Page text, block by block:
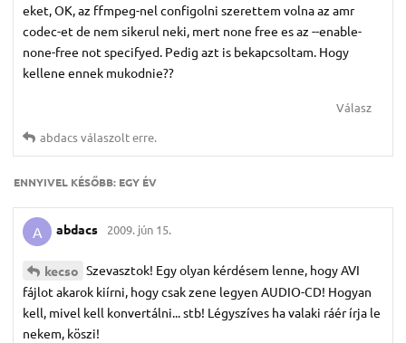
eket, OK, az ffmpeg-nel configolni szerettem volna az amr
codec-et de nem sikerul neki, mert none free es az --enable-
none-free not specifyed. Pedig azt is bekapcsoltam. Hogy
kellene ennek mukodnie??
Válasz
abdacsválaszolt erre.
ENNYIVEL KÉSŐBB: EGY ÉV
A abdacs 2009. jún 15.
kecso Szevasztok! Egy olyan kérdésem lenne, hogy AVI
fájlot akarok kiírni, hogy csak zene legyen AUDIO-CD! Hogyan
kell, mivel kell konvertálni... stb! Légyszíves ha valaki ráér írja le
nekem, köszi!